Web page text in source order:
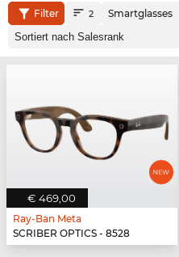
Filter 2 Smartglasses
€ 469,00
Ray-Ban Meta
SCRIBER OPTICS - 8528